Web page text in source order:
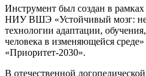
Инструмент был создан в рамках
НИУ ВШЭ «Устойчивый мозг:
технологии адаптации,
человека в изменяющейся
«Приоритет-2030».
В отечественной